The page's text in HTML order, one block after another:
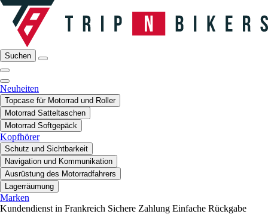
Suchen
Neuheiten
Topcase für Motorrad und Roller
Motorrad Satteltaschen
Motorrad Softgepäck
Kopfhörer
Schutz und Sichtbarkeit
Navigation und Kommunikation
Ausrüstung des Motorradfahrers
Lagerräumung
Marken
Kundendienst in Frankreich Sichere Zahlung Einfache Rückgabe